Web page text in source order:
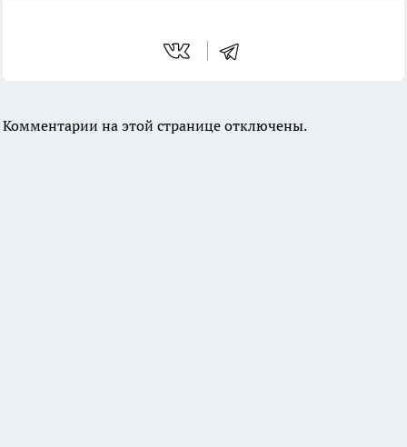
Комментарии на этой странице отключены.